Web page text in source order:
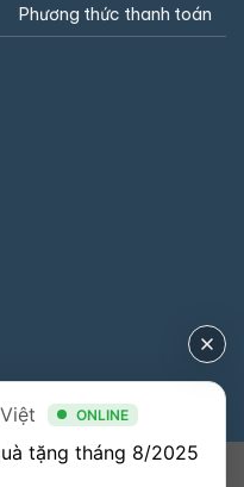
Phương thức thanh toán
ONLINE
tặng tháng 8/2025